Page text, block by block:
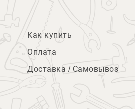
Как купить
Оплата
Доставка / Самовывоз